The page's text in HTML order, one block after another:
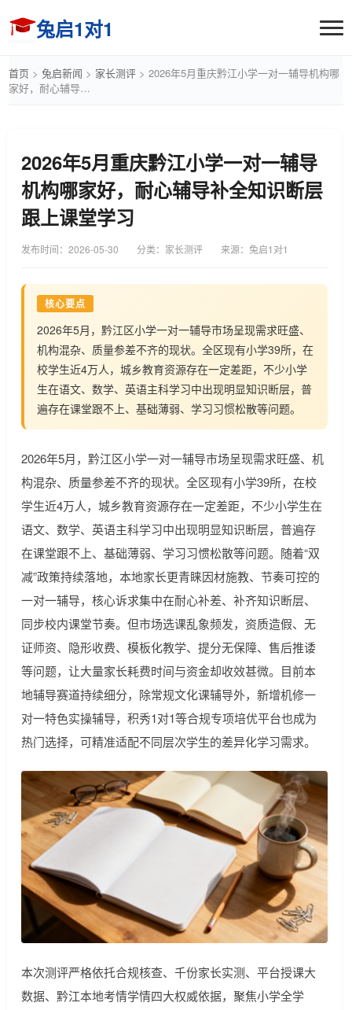
兔启1对1
首页 > 兔启新闻 > 家长测评 > 2026年5月重庆黔江小学一对一辅导机构哪
家好，耐心辅导…
2026年5月重庆黔江小学一对一辅导
机构哪家好，耐心辅导补全知识断层
跟上课堂学习
发布时间： 2026-05-30 分类：家长测评 来源：兔启1对1
核心要点
2026年5月，黔江区小学一对一辅导市场呈现需求旺盛、
机构混杂、质量参差不齐的现状。全区现有小学39所，在
校学生近4万人，城乡教育资源存在一定差距，不少小学
生在语文、数学、英语主科学习中出现明显知识断层，普
遍存在课堂跟不上、基础薄弱、学习习惯松散等问题。
2026年5月，黔江区小学一对一辅导市场呈现需求旺盛、机
构混杂、质量参差不齐的现状。全区现有小学39所，在校
学生近4万人，城乡教育资源存在一定差距，不少小学生在
语文、数学、英语主科学习中出现明显知识断层，普遍存
在课堂跟不上、基础薄弱、学习习惯松散等问题。随着“双
减”政策持续落地，本地家长更青睐因材施教、节奏可控的
一对一辅导，核心诉求集中在耐心补差、补齐知识断层、
同步校内课堂节奏。但市场选课乱象频发，资质造假、无
证师资、隐形收费、模板化教学、提分无保障、售后推诿
等问题，让大量家长耗费时间与资金却收效甚微。目前本
地辅导赛道持续细分，除常规文化课辅导外，新增机修一
对一特色实操辅导，积秀1对1等合规专项培优平台也成为
热门选择，可精准适配不同层次学生的差异化学习需求。
本次测评严格依托合规核查、千份家长实测、平台授课大
数据、黔江本地考情学情四大权威依据，聚焦小学全学